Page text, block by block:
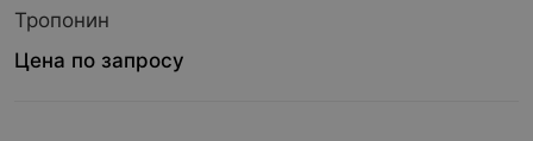
Тропонин
Цена по запросу